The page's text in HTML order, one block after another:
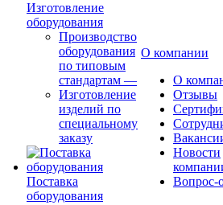
Изготовление
оборудования
Производство
оборудования
по типовым
стандартам —
Изготовление
изделий по
специальному
заказу
Поставка
оборудования
О компании
О
Отзывы
Новости
Вопрос-